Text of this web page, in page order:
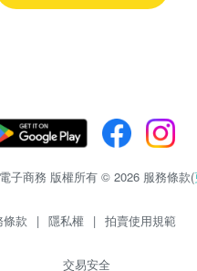
子商務 版權所有 © 2026 服務條款(
條款 | 隱私權 | 拍賣使用規範
交易安全